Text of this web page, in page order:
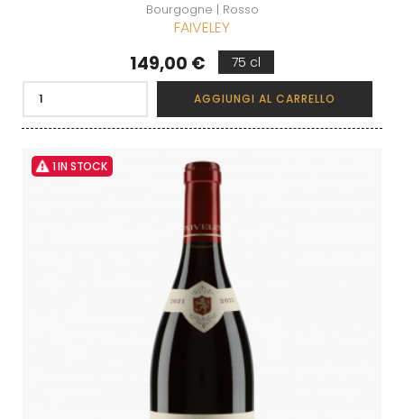
Bourgogne | Rosso
FAIVELEY
Prezzo
149,00 € 75 cl
AGGIUNGI AL CARRELLO
1 IN STOCK